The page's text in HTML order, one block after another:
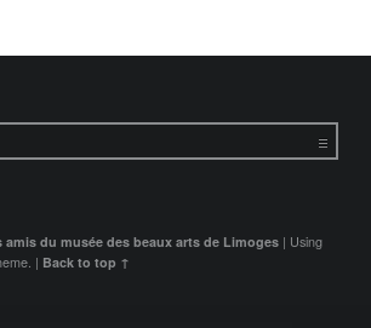
amis du musée des beaux arts de Limoges | Using
| Back to top ↑